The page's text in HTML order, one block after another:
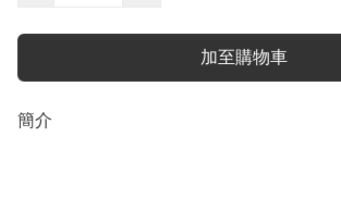
加至購物車
簡介